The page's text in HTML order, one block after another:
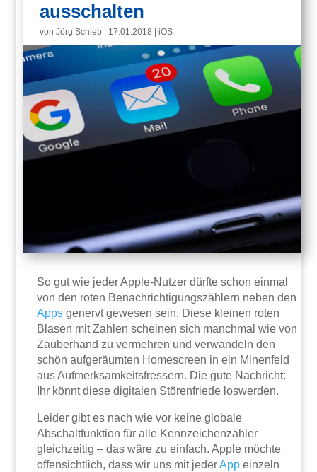
ausschalten
vonJörg Schieb 17.01.2018 |iOS
So gut wie jeder Apple-Nutzer dürfte schon einmal
von den roten Benachrichtigungszählern neben den
Apps genervt gewesen sein. Diese kleinen roten
Blasen mit Zahlen scheinen sich manchmal wie von
Zauberhand zu vermehren und verwandeln den
schön aufgeräumten Homescreen in ein Minenfeld
aus Aufmerksamkeitsfressern. Die gute Nachricht:
Ihr könnt diese digitalen Störenfriede loswerden.
Leider gibt es nach wie vor keine globale
Abschaltfunktion für alle Kennzeichenzähler
gleichzeitig – das wäre zu einfach. Apple möchte
offensichtlich, dass wir uns mit jederApp einzeln